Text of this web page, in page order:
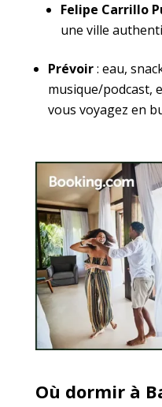
Felipe Carrillo
une ville
Prévoir: eau,
musique/podcast,
vous voyagez en
Où dormir à